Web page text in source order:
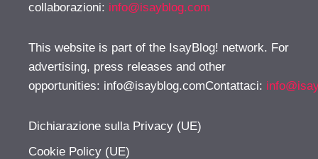
collaborazioni: info@isayblog.com
This website is part of the IsayBlog! network. For
advertising, press releases and other
opportunities: info@isayblog.comContattaci:
Dichiarazione sulla Privacy (UE)
Cookie Policy (UE)